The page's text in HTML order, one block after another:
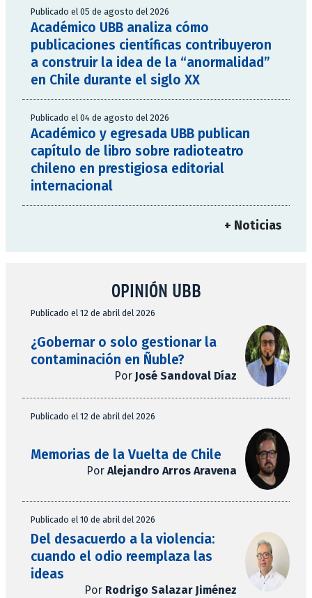
Publicado el 05 de agosto del 2026
Académico UBB analiza cómo
publicaciones científicas contribuyeron
a construir la idea de la “anormalidad”
en Chile durante el siglo XX
Publicado el 04 de agosto del 2026
Académico y egresada UBB publican
capítulo de libro sobre radioteatro
chileno en prestigiosa editorial
internacional
+ Noticias
OPINIÓN UBB
Publicado el 12 de abril del 2026
¿Gobernar o solo gestionar la
contaminación en Ñuble?
Por José Sandoval Díaz
Publicado el 12 de abril del 2026
Memorias de la Vuelta de Chile
Por Alejandro Arros Aravena
Publicado el 10 de abril del 2026
Del desacuerdo a la violencia:
cuando el odio reemplaza las
ideas
Por Rodrigo Salazar Jiménez